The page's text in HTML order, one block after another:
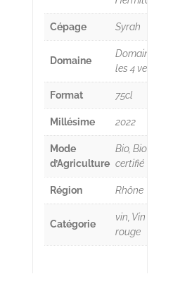
Cépage Syrah
Domaine
Domaine
les 4 vents
Format 75cl
Millésime 2022
Mode
d’Agriculture
Bio, Bio
certifié
Région Rhône
Catégorie
vin, Vin
rouge